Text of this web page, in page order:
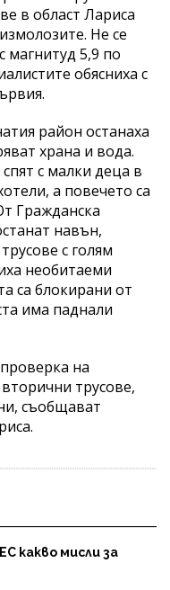
в област Лариса
Не се
магнитуд 5,9 по
обясниха с
район останаха
храна и вода.
с малки деца в
а повечето са
Гражданска
навън,
с голям
необитаеми
са блокирани от
има паднали
на
трусове,
съобщават
какво мисли за